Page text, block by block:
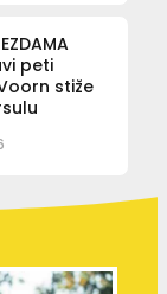
peti
stiže